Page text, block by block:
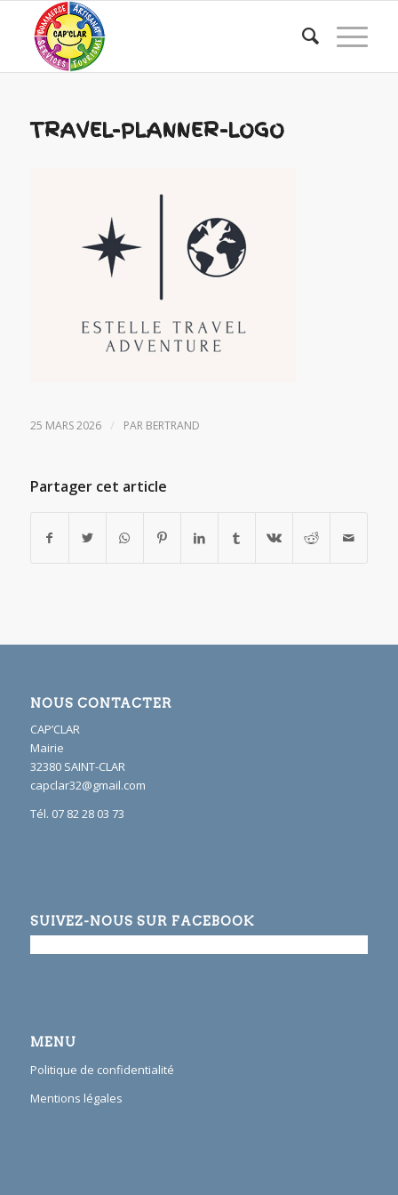
TRAVEL-PLANNER-LOGO
25 MARS 2026 / PAR BERTRAND
Partager cet article
NOUS CONTACTER
CAP’CLAR
Mairie
32380 SAINT-CLAR
capclar32@gmail.com
Tél. 07 82 28 03 73
SUIVEZ-NOUS SUR FACEBOOK
MENU
Politique de confidentialité
Mentions légales